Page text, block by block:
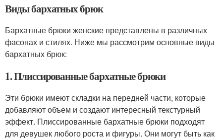
Виды бархатных брюк
Бархатные брюки женские представлены в различных
фасонах и стилях. Ниже мы рассмотрим основные виды
бархатных брюк:
1. Плиссированные бархатные брюки
Эти брюки имеют складки на передней части, которые
добавляют объем и создают интересный текстурный
эффект. Плиссированные бархатные брюки подходят
для девушек любого роста и фигуры. Они могут быть как